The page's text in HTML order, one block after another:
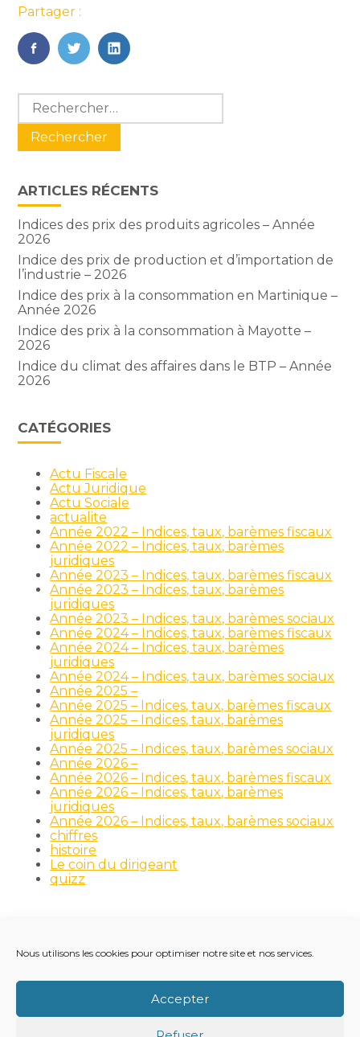
Nous utilisons les cookies pour optimiser notre site et nos services.
Accepter
Partager :
FaceBook
TwitterLinkedIn
Blog
sidebar
Rechercher :
ARTICLES RÉCENTS
Indices des prix des produits agricoles – Année
2026
Indice des prix de production et d’importation de
l’industrie – 2026
Indice des prix à la consommation en Martinique –
Année 2026
Indice des prix à la consommation à Mayotte –
2026
Indice du climat des affaires dans le BTP – Année
2026
CATÉGORIES
Actu Fiscale
Actu Juridique
Actu Sociale
actualite
Année 2022 – Indices, taux, barèmes fiscaux
Année 2022 – Indices, taux, barèmes
juridiques
Année 2023 – Indices, taux, barèmes fiscaux
Année 2023 – Indices, taux, barèmes
juridiques
Année 2023 – Indices, taux, barèmes sociaux
Année 2024 – Indices, taux, barèmes fiscaux
Année 2024 – Indices, taux, barèmes
juridiques
Année 2024 – Indices, taux, barèmes sociaux
Année 2025 –
Année 2025 – Indices, taux, barèmes fiscaux
Année 2025 – Indices, taux, barèmes
juridiques
Année 2025 – Indices, taux, barèmes sociaux
Année 2026 –
Année 2026 – Indices, taux, barèmes fiscaux
Année 2026 – Indices, taux, barèmes
juridiques
Année 2026 – Indices, taux, barèmes sociaux
chiffres
histoire
Le coin du dirigeant
quizz
Principale
RECRUTEMENT
NOTRE ACTUALITÉ
VIE DU CABINET
CONTACT